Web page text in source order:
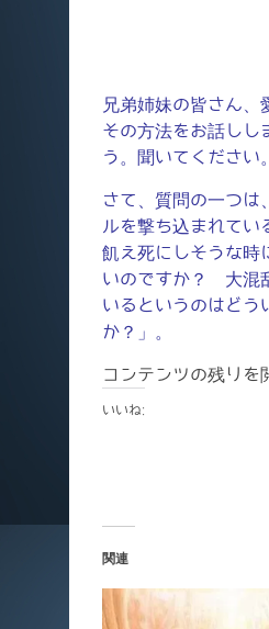
兄弟姉妹の皆さん、
その方法をお話しし
う。聞いてください。
さて、質問の一つ
ルを撃ち込まれて
飢え死にしそうな時
いのですか？ 大混
いるというのはど
か？」。
コンテンツの残りを
いいね:
関連